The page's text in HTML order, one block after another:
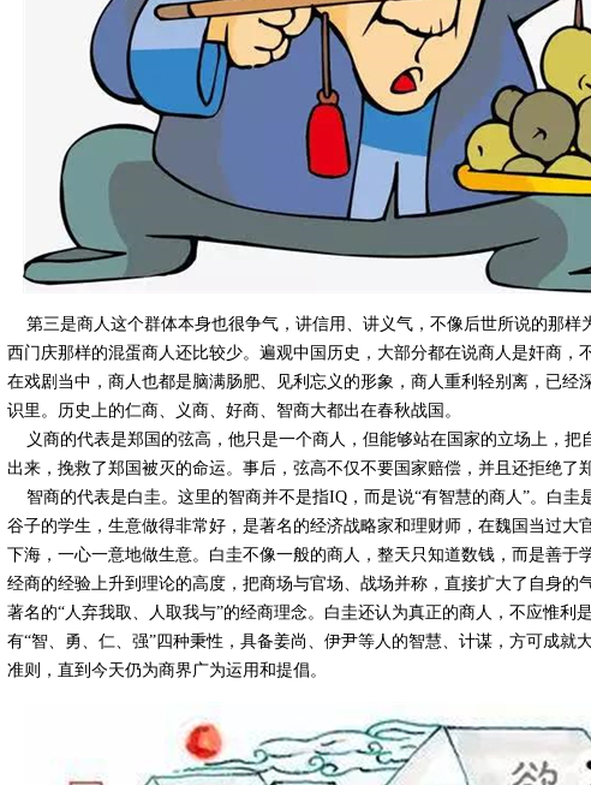
第三是商人这个群体本身也很争气，讲信用、讲义气，不像后世所说的那样
西门庆那样的混蛋商人还比较少。遍观中国历史，大部分都在说商人是奸商，
在戏剧当中，商人也都是脑满肠肥、见利忘义的形象，商人重利轻别离，已经
识里。历史上的仁商、义商、好商、智商大都出在春秋战国。
义商的代表是郑国的弦高，他只是一个商人，但能够站在国家的立场上，把
出来，挽救了郑国被灭的命运。事后，弦高不仅不要国家赔偿，并且还拒绝了
智商的代表是白圭。这里的智商并不是指IQ，而是说“有智慧的商人”。白圭
谷子的学生，生意做得非常好，是著名的经济战略家和理财师，在魏国当过大
下海，一心一意地做生意。白圭不像一般的商人，整天只知道数钱，而是善于
经商的经验上升到理论的高度，把商场与官场、战场并称，直接扩大了自身的
著名的“人弃我取、人取我与”的经商理念。白圭还认为真正的商人，不应惟利
有“智、勇、仁、强”四种秉性，具备姜尚、伊尹等人的智慧、计谋，方可成就
准则，直到今天仍为商界广为运用和提倡。